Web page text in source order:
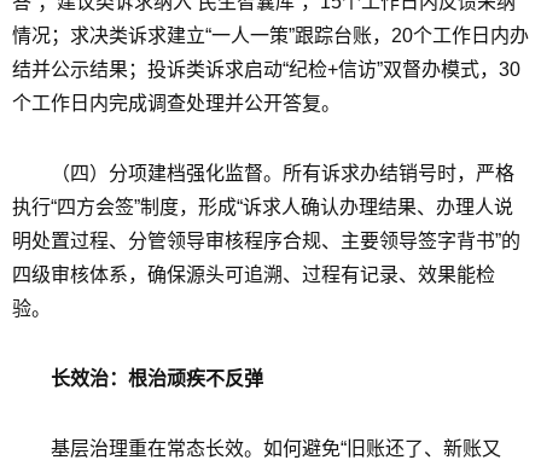
情况；求决类诉求建立“一人一策”跟踪台账，20个工作日内办
结并公示结果；投诉类诉求启动“纪检+信访”双督办模式，30
个工作日内完成调查处理并公开答复。
（四）分项建档强化监督。所有诉求办结销号时，严格
执行“四方会签”制度，形成“诉求人确认办理结果、办理人说
明处置过程、分管领导审核程序合规、主要领导签字背书”的
四级审核体系，确保源头可追溯、过程有记录、效果能检
验。
长效治：根治顽疾不反弹
基层治理重在常态长效。如何避免“旧账还了、新账又